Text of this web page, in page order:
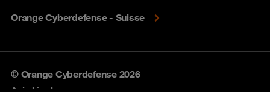
Orange Cyberdefense - Suisse
© Orange Cyberdefense 2026